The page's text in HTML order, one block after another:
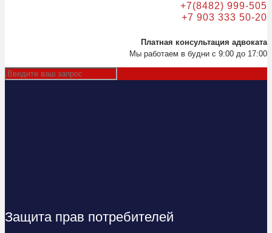
+7(8482) 999-505
+7 903 333 50-20
Платная консультация адвоката
Мы работаем в будни с 9:00 до 17:00
Защита прав потребителей